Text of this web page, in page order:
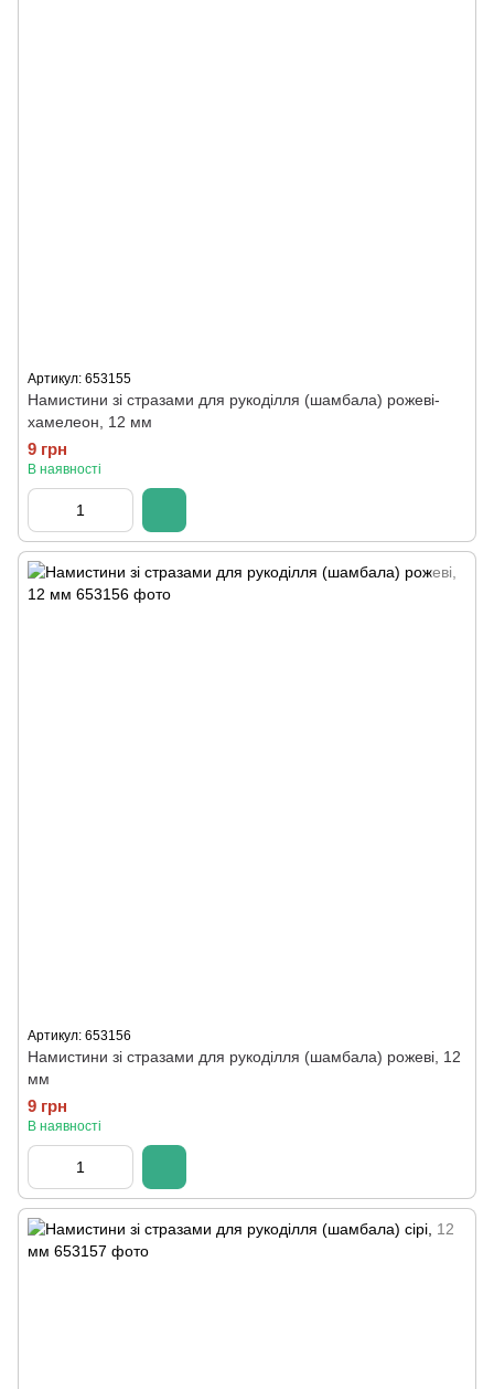
Артикул: 653155
Намистини зі стразами для рукоділля (шамбала) рожеві-
хамелеон, 12 мм
9 грн
В наявності
Артикул: 653156
Намистини зі стразами для рукоділля (шамбала) рожеві, 12
мм
9 грн
В наявності